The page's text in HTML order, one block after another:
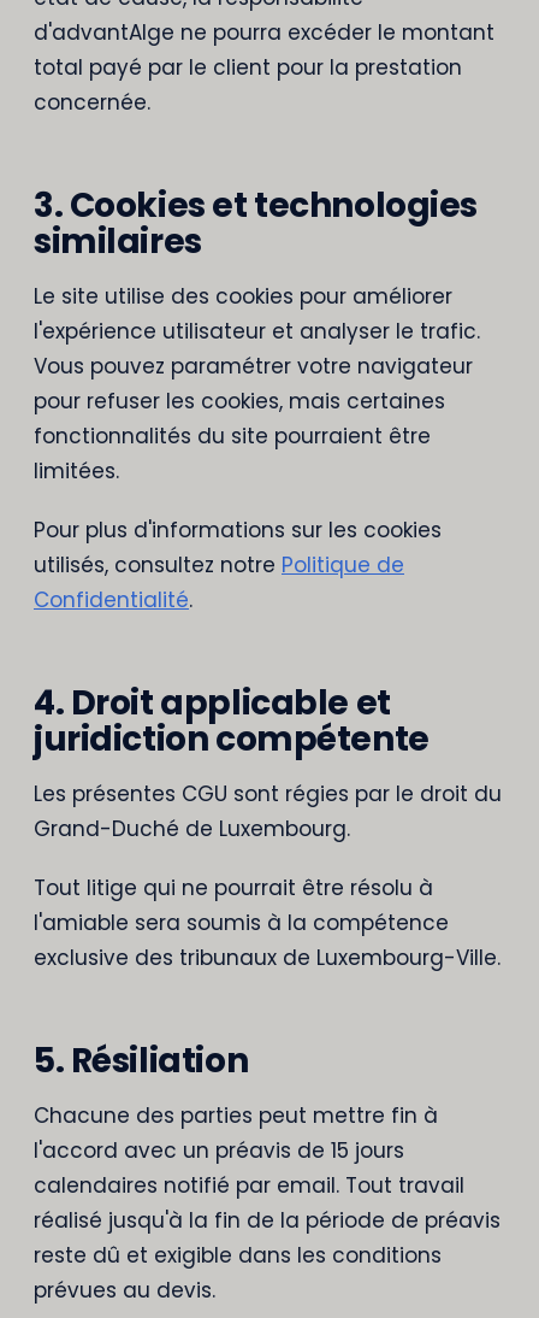
d'advantAIge ne pourra excéder le montant
total payé par le client pour la prestation
concernée.
3. Cookies et technologies
similaires
Le site utilise des cookies pour améliorer
l'expérience utilisateur et analyser le trafic.
Vous pouvez paramétrer votre navigateur
pour refuser les cookies, mais certaines
fonctionnalités du site pourraient être
limitées.
Pour plus d'informations sur les cookies
utilisés, consultez notre Politique de
Confidentialité.
4. Droit applicable et
juridiction compétente
Les présentes CGU sont régies par le droit du
Grand-Duché de Luxembourg.
Tout litige qui ne pourrait être résolu à
l'amiable sera soumis à la compétence
exclusive des tribunaux de Luxembourg-Ville.
5. Résiliation
Chacune des parties peut mettre fin à
l'accord avec un préavis de 15 jours
calendaires notifié par email. Tout travail
réalisé jusqu'à la fin de la période de préavis
reste dû et exigible dans les conditions
prévues au devis.